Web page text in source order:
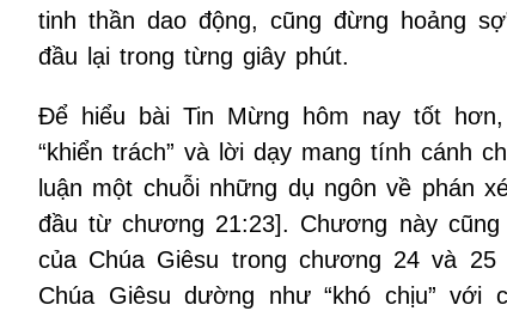
tinh thần dao động, cũng đừng hoảng
đầu lại trong từng giây phút.
Để hiểu bài Tin Mừng hôm nay tốt
“khiển trách” và lời dạy mang tính cánh
luận một chuỗi những dụ ngôn về phán
đầu từ chương 21:23]. Chương này
của Chúa Giêsu trong chương 24 và
Chúa Giêsu dường như “khó chịu”